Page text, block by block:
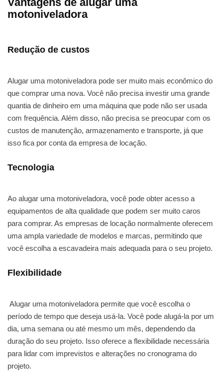
motoniveladora
Redução de custos
Alugar uma motoniveladora pode ser muito mais econômico do
que comprar uma nova. Você não precisa investir uma grande
quantia de dinheiro em uma máquina que pode não ser usada
com frequência. Além disso, não precisa se preocupar com os
custos de manutenção, armazenamento e transporte, já que
isso fica por conta da empresa de locação.
Tecnologia
Ao alugar uma motoniveladora, você pode obter acesso a
equipamentos de alta qualidade que podem ser muito caros
para comprar. As empresas de locação normalmente oferecem
uma ampla variedade de modelos e marcas, permitindo que
você escolha a escavadeira mais adequada para o seu projeto.
Flexibilidade
Alugar uma motoniveladora permite que você escolha o
período de tempo que deseja usá-la. Você pode alugá-la por um
dia, uma semana ou até mesmo um mês, dependendo da
duração do seu projeto. Isso oferece a flexibilidade necessária
para lidar com imprevistos e alterações no cronograma do
projeto.